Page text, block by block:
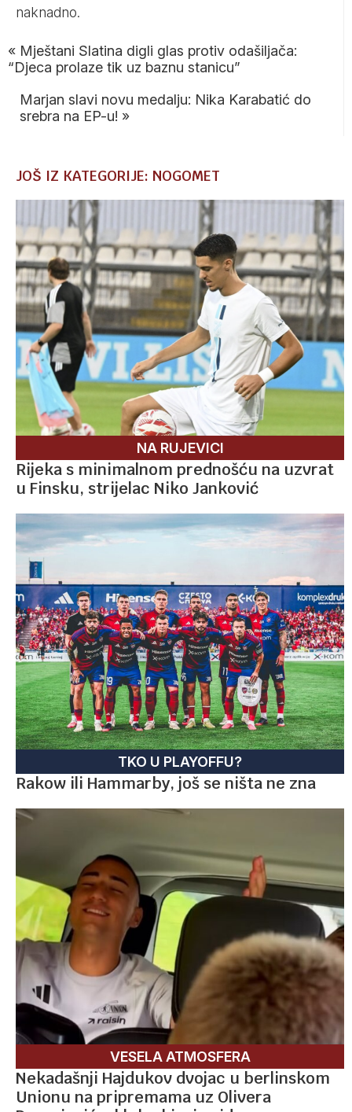
naknadno.
« Mještani Slatina digli glas protiv odašiljača:
“Djeca prolaze tik uz baznu stanicu”
Marjan slavi novu medalju: Nika Karabatić do
srebra na EP-u! »
JOŠ IZ KATEGORIJE: NOGOMET
NA RUJEVICI
Rijeka s minimalnom prednošću na uzvrat
u Finsku, strijelac Niko Janković
TKO U PLAYOFFU?
Rakow ili Hammarby, još se ništa ne zna
VESELA ATMOSFERA
Nekadašnji Hajdukov dvojac u berlinskom
Unionu na pripremama uz Olivera